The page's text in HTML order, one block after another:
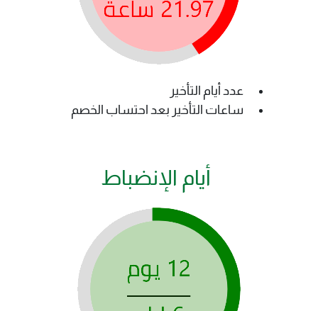
عدد أيام التأخير
ساعات التأخير بعد احتساب الخصم
أيام الإنضباط